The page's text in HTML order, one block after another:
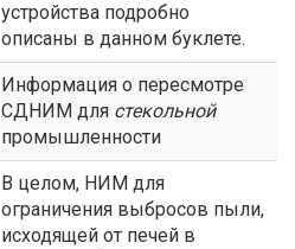
устройства подробно
описаны в данном буклете.
Информация о пересмотре
СДНИМ для стекольной
промышленности
В целом, НИМ для
ограничения выбросов пыли,
исходящей от печей в